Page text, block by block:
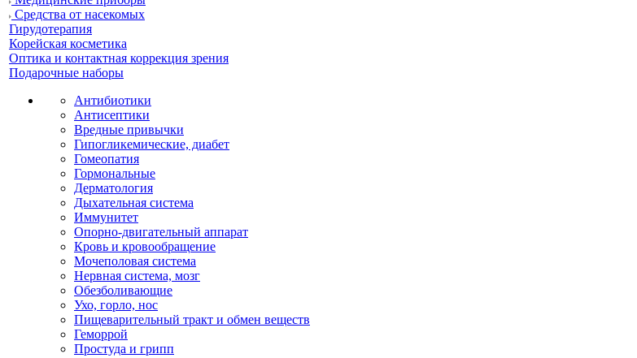
Средства от насекомых
Гирудотерапия
Корейская косметика
Оптика и контактная коррекция зрения
Подарочные наборы
Антибиотики
Антисептики
Вредные привычки
Гипогликемические, диабет
Гомеопатия
Гормональные
Дерматология
Дыхательная система
Иммунитет
Опорно-двигательный аппарат
Кровь и кровообращение
Мочеполовая система
Нервная система, мозг
Обезболивающие
Ухо, горло, нос
Пищеварительный тракт и обмен веществ
Геморрой
Простуда и грипп